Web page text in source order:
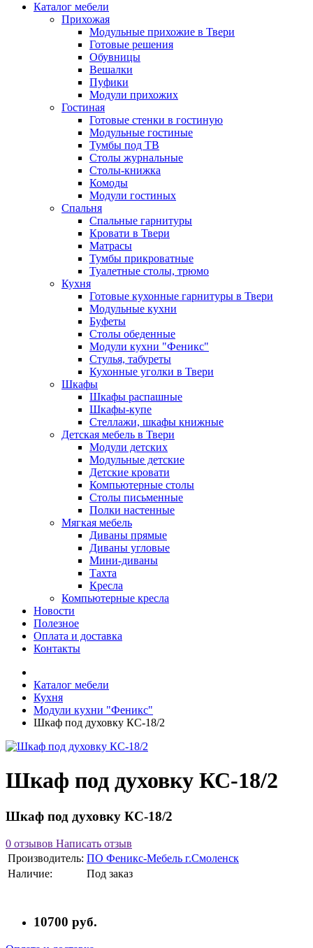
Каталог мебели
Прихожая
Модульные прихожие в Твери
Готовые решения
Обувницы
Вешалки
Пуфики
Модули прихожих
Гостиная
Готовые стенки в гостиную
Модульные гостиные
Тумбы под ТВ
Столы журнальные
Столы-книжка
Комоды
Модули гостиных
Спальня
Спальные гарнитуры
Кровати в Твери
Матрасы
Тумбы прикроватные
Туалетные столы, трюмо
Кухня
Готовые кухонные гарнитуры в Твери
Модульные кухни
Буфеты
Столы обеденные
Модули кухни "Феникс"
Стулья, табуреты
Кухонные уголки в Твери
Шкафы
Шкафы распашные
Шкафы-купе
Стеллажи, шкафы книжные
Детская мебель в Твери
Модули детских
Модульные детские
Детские кровати
Компьютерные столы
Столы письменные
Полки настенные
Мягкая мебель
Диваны прямые
Диваны угловые
Мини-диваны
Тахта
Кресла
Компьютерные кресла
Новости
Полезное
Оплата и доставка
Контакты
Каталог мебели
Кухня
Модули кухни "Феникс"
Шкаф под духовку КС-18/2
Шкаф под духовку КС-18/2
Шкаф под духовку КС-18/2
0 отзывов Написать отзыв
Производитель: ПО Феникс-Мебель г.Смоленск
Наличие:
Под заказ
10700 руб.